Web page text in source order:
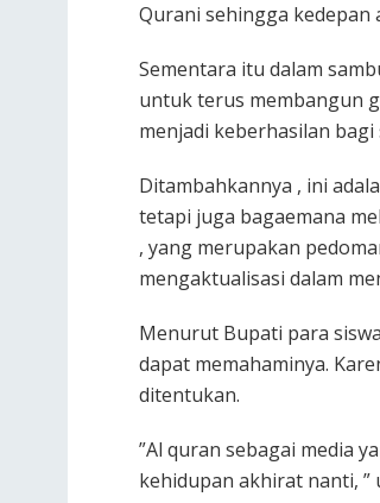
Qurani sehingga kedepan
Sementara itu dalam
untuk terus membangun
menjadi keberhasilan
Ditambahkannya , ini
tetapi juga bagaemana
, yang merupakan
mengaktualisasi dalam
Menurut Bupati para
dapat memahaminya.
ditentukan.
”Al quran sebagai media
kehidupan akhirat nanti, ”